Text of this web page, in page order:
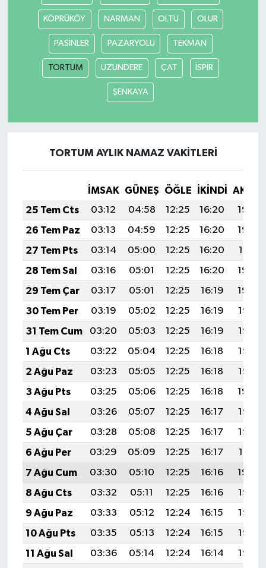
KÖPRÜKÖY NARMAN OLTU OLUR
PASİNLER PAZARYOLU TEKMAN
TORTUM UZUNDERE ÇAT İSPİR
ŞENKAYA
TORTUM AYLIK NAMAZ VAKITLERI
İMSAK GÜNEŞ ÖĞLE İKINDI
25 Tem Cts
03:12 04:58 12:25 16:20
19:43
26 Tem Paz
03:13 04:59 12:25 16:20
19:42
27 Tem Pts
03:14 05:00 12:25 16:20
19:41
28 Tem Sal
03:16 05:01 12:25 16:20
19:40
29 Tem Çar
03:17 05:01 12:25 16:19
19:39
30 Tem Per
03:19 05:02 12:25 16:19
19:38
31 Tem Cum
03:20 05:03 12:25 16:19
19:37
1 Ağu Cts
03:22 05:04 12:25 16:18
19:36
2 Ağu Paz
03:23 05:05 12:25 16:18
19:35
3 Ağu Pts
03:25 05:06 12:25 16:18
19:34
4 Ağu Sal
03:26 05:07 12:25 16:17
19:33
5 Ağu Çar
03:28 05:08 12:25 16:17
19:32
6 Ağu Per
03:29 05:09 12:25 16:17
19:31
7 Ağu Cum
03:30 05:10 12:25 16:16
19:29
8 Ağu Cts
03:32 05:11 12:25 16:16
19:28
9 Ağu Paz
03:33 05:12 12:24 16:15
19:27
10 Ağu Pts
03:35 05:13 12:24 16:15
19:26
11 Ağu Sal
03:36 05:14 12:24 16:14
19:25